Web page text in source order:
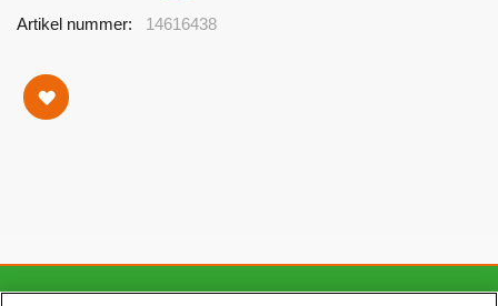
Artikel nummer 14616438